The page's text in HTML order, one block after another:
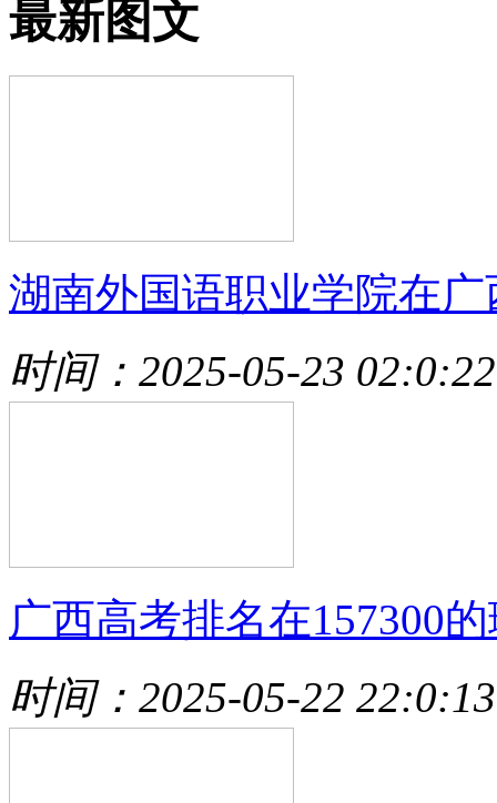
最新图文
湖南外国语职业学院在广
时间：2025-05-23 02:0:22
广西高考排名在157300
时间：2025-05-22 22:0:13